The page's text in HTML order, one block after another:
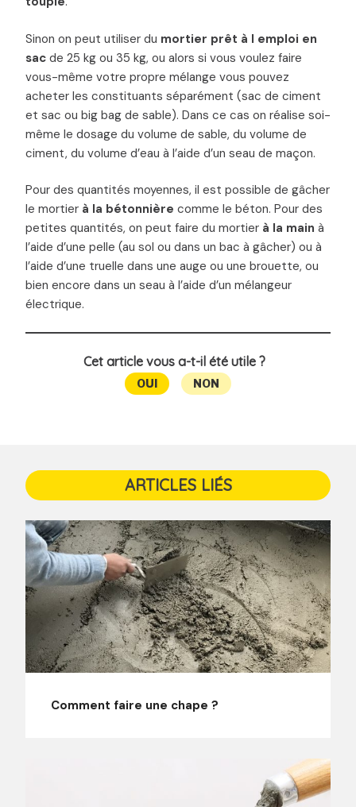
Sinon on peut utiliser du mortier prêt à l emploi en
sac de 25 kg ou 35 kg, ou alors si vous voulez faire
vous-même votre propre mélange vous pouvez
acheter les constituants séparément (sac de ciment
et sac ou big bag de sable). Dans ce cas on réalise soi-
même le dosage du volume de sable, du volume de
ciment, du volume d’eau à l’aide d’un seau de maçon.
Pour des quantités moyennes, il est possible de gâcher
le mortier à la bétonnière comme le béton. Pour des
petites quantités, on peut faire du mortier à la main à
l’aide d’une pelle (au sol ou dans un bac à gâcher) ou à
l’aide d’une truelle dans une auge ou une brouette, ou
bien encore dans un seau à l’aide d’un mélangeur
électrique.
Cet article vous a-t-il été utile ?
OUI NON
ARTICLES LIÉS
Comment faire une chape ?